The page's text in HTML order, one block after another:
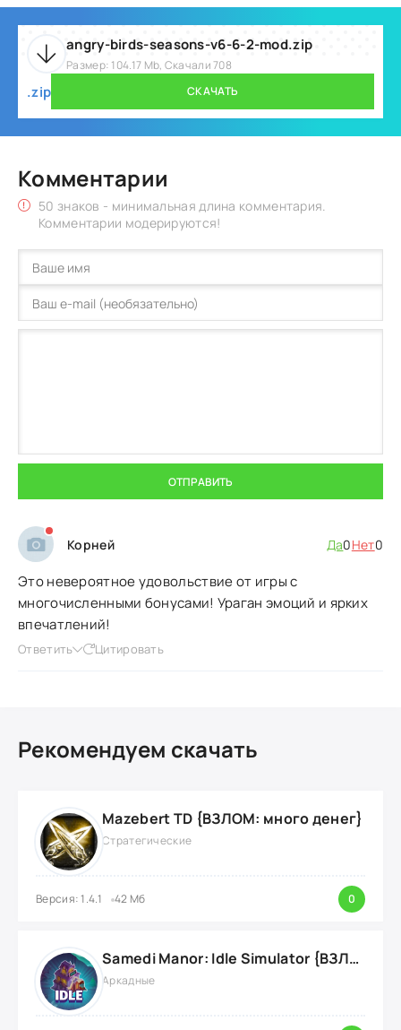
angry-birds-seasons-v6-6-2-mod.zip
Размер: 104.17 Mb, Скачали 708
.zip СКАЧАТЬ
Комментарии
50 знаков - минимальная длина комментария.
Комментарии модерируются!
ОТПРАВИТЬ
Корней Да0Нет0
Это невероятное удовольствие от игры с
многочисленными бонусами! Ураган эмоций и ярких
впечатлений!
Ответить Цитировать
Рекомендуем скачать
Mazebert TD {ВЗЛОМ: много денег}
Стратегические
Версия: 1.4.1 42 Мб 0
Samedi Manor: Idle Simulator {ВЗЛОМ: Бесплатные покупки}
Аркадные